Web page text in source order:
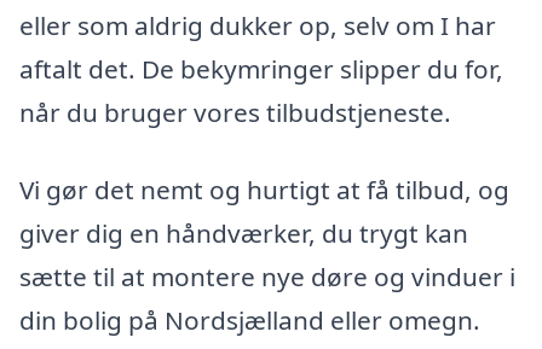
eller som aldrig dukker op, selv om I har
aftalt det. De bekymringer slipper du for,
når du bruger vores tilbudstjeneste.
Vi gør det nemt og hurtigt at få tilbud, og
giver dig en håndværker, du trygt kan
sætte til at montere nye døre og vinduer i
din bolig på Nordsjælland eller omegn.